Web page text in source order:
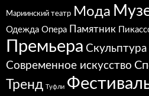
Мариинский театр Мода
Одежда Опера Памятник
Премьера Скульптура
Современное искусство
Тренд Туфли